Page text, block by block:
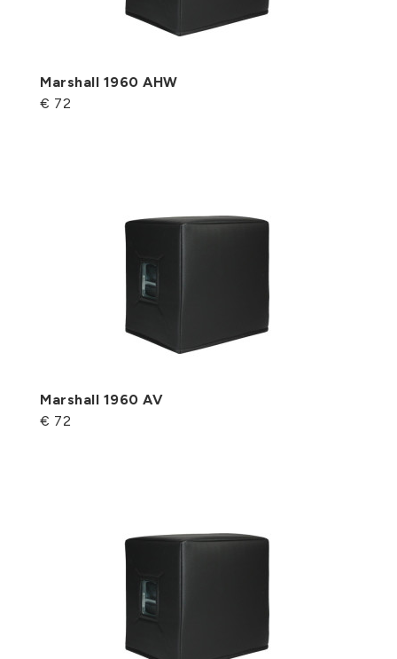
Marshall 1960 AHW
€ 72
Marshall 1960 AV
€ 72